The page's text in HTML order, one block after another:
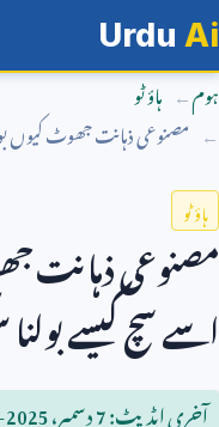
Urdu Ai
ہوم
ہاؤ ٹو
مصنوعی ذہانت جھوٹ کیوں
ہاؤ ٹو
مصنوعی ذہانت
اسے سچ کیسے
آخری اپڈیٹ:7دسمبر،2025